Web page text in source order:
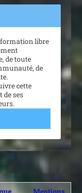
libre
de toute
de
cette
de ses